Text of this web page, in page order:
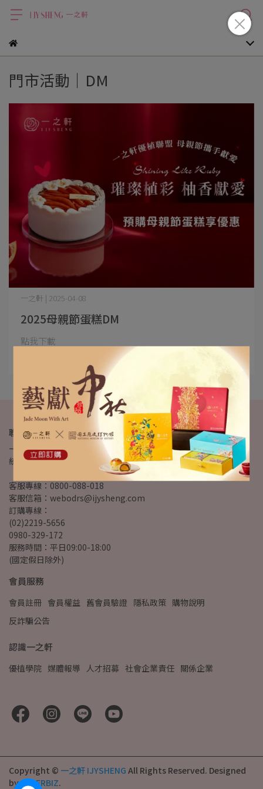
門市活動｜DM
2025母親節蛋糕DM
一之軒 | 2025-04-08
點我下載
聯絡我們
一之軒食品有限公司
統一編號：22751743
客服專線：0800-088-018
客服信箱：webodrs@ijysheng.com
訂購專線：
(02)2219-5656
0980-329-172
服務時間：平日09:00-18:00
(國定假日除外)
會員服務
會員註冊 會員權益 舊會員驗證 隱私政策 購物說明
反詐騙公告
認識一之軒
優植學院 媒體報導 人才招募 社會企業責任 關係企業
Copyright © 一之軒 IJYSHENG All Rights Reserved. Designed
byCYBERBIZ.